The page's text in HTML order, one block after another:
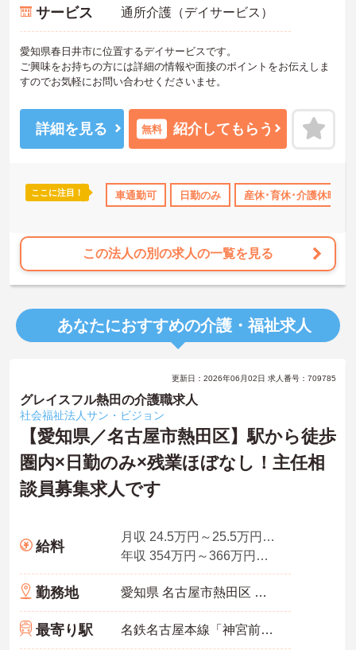
得実績あり ボーナス・賞与あり 社会保険完備 退職金制度あ
サービス 通所介護（デイサービス）
愛知県春日井市に位置するデイサービスです。
ご興味をお持ちの方には詳細の情報や面接のポイントをお伝えしま
すのでお気軽にお問い合わせくださいませ。
詳細を見る 無料 紹介してもらう
ここに注目！ 車通勤可 日勤のみ 産休･育休･介護休暇取
この法人の別の求人の一覧を見る
あなたにおすすめの介護・福祉求人
更新日：2026年06月02日 求人番号：709785
グレイスフル熱田の介護職求人
社会福祉法人サン・ビジョン
【愛知県／名古屋市熱田区】駅から徒歩
圏内×日勤のみ×残業ほぼなし！主任相
談員募集求人です
給料
月収 24.5万円～25.5万円程度
年収 354万円～366万円程度（賞与3.0ヶ月分の場合）
勤務地 愛知県 名古屋市熱田区 花表町1-26
最寄り駅 名鉄名古屋本線「神宮前駅」徒歩7分